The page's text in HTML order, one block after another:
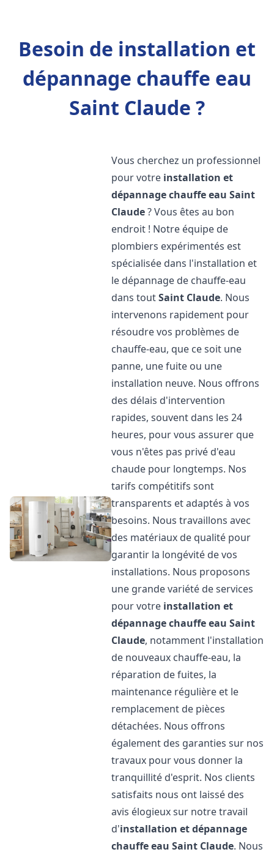
Besoin de installation et
dépannage chauffe eau
Saint Claude ?
Vous cherchez un professionnel
pour votre installation et
dépannage chauffe eau Saint
Claude? Vous êtes au bon
endroit ! Notre équipe de
plombiers expérimentés est
spécialisée dans l'installation et
le dépannage de chauffe-eau
dans toutSaint Claude. Nous
intervenons rapidement pour
résoudre vos problèmes de
chauffe-eau, que ce soit une
panne, une fuite ou une
installation neuve. Nous offrons
des délais d'intervention
rapides, souvent dans les 24
heures, pour vous assurer que
vous n'êtes pas privé d'eau
chaude pour longtemps. Nos
tarifs compétitifs sont
transparents et adaptés à vos
besoins. Nous travaillons avec
des matériaux de qualité pour
garantir la longévité de vos
installations. Nous proposons
une grande variété de services
pour votre installation et
dépannage chauffe eau Saint
Claude, notamment l'installation
de nouveaux chauffe-eau, la
réparation de fuites, la
maintenance régulière et le
remplacement de pièces
détachées. Nous offrons
également des garanties sur nos
travaux pour vous donner la
tranquillité d'esprit. Nos clients
satisfaits nous ont laissé des
avis élogieux sur notre travail
d'installation et dépannage
chauffe eau Saint Claude. Nous